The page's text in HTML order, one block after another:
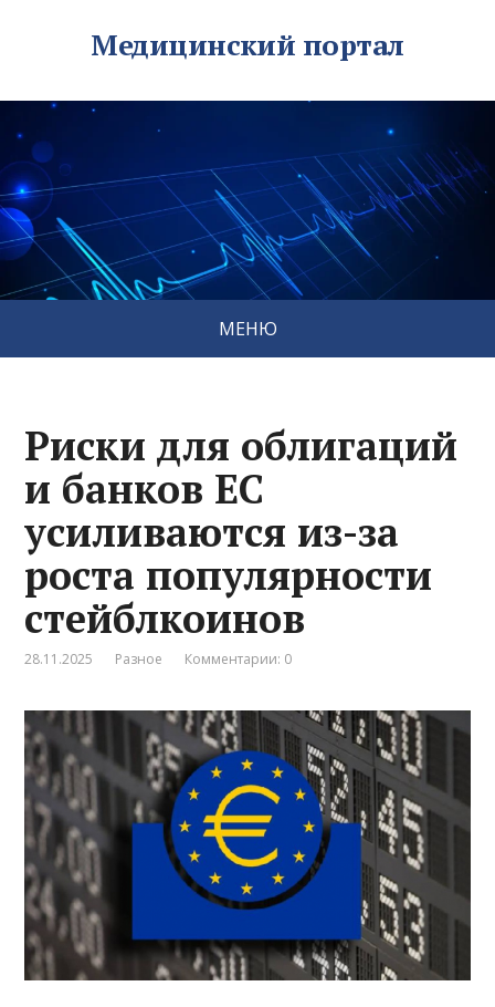
Медицинский портал
МЕНЮ
Риски для облигаций
и банков ЕС
усиливаются из-за
роста популярности
стейблкоинов
28.11.2025 Разное Комментарии: 0